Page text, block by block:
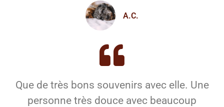
A.C.
Que de très bons souvenirs avec elle. Une
personne très douce avec beaucoup